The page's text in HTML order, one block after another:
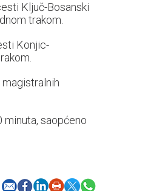
Ključ-Bosanski
trakom.
Konjic-
minuta, saopćeno